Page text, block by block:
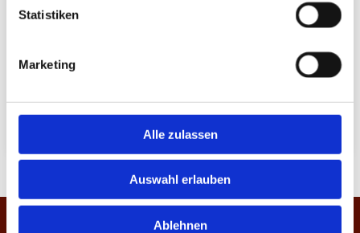
Statistiken
Marketing
Alle zulassen
Auswahl erlauben
Ablehnen